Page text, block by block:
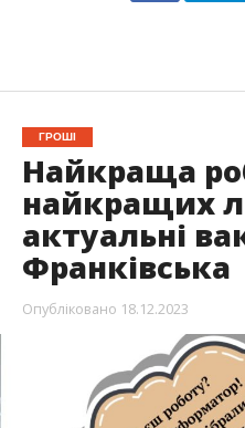
ГРОШІ
Найкраща
найкращих
актуальні
Франківська
Опубліковано 18.12.2023